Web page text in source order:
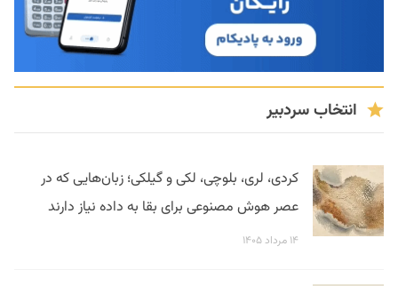
انتخاب سردبیر
کردی، لری، بلوچی، لکی و گیلکی؛ زبان‌هایی که در
عصر هوش مصنوعی برای بقا به داده نیاز دارند
۱۴ مرداد ۱۴۰۵